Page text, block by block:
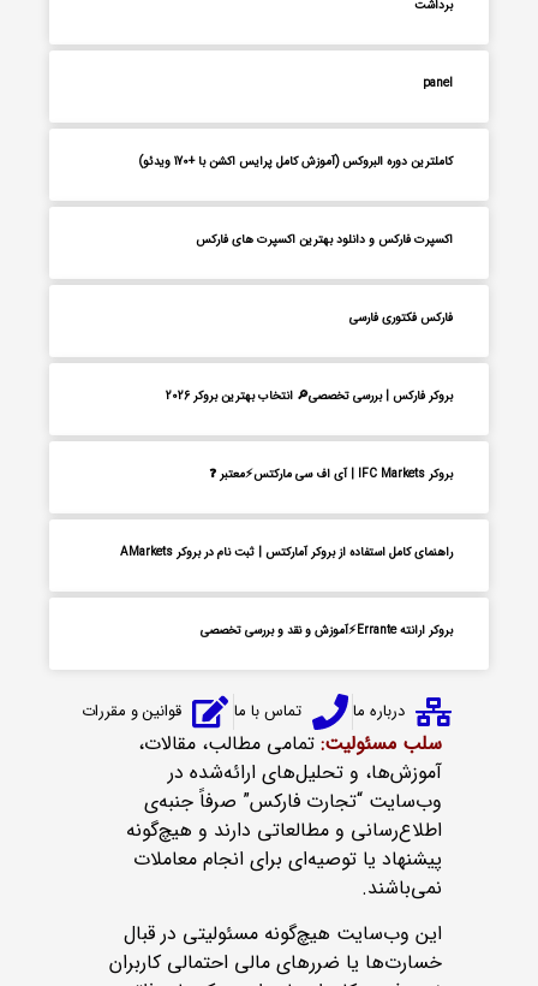
برداشت
panel
کاملترین دوره البروکس (آموزش کامل پرایس اکشن با +170 ویدئو)
اکسپرت فارکس و دانلود بهترین اکسپرت های فارکس
فارکس فکتوری فارسی
بروکر فارکس | بررسی تخصصی🔎 انتخاب بهترین بروکر 2026
بروکر IFC Markets | آی اف سی مارکتس⚡معتبر ❓
راهنمای کامل استفاده از بروکر آمارکتس | ثبت نام در بروکر AMarkets
بروکر ارانته Errante⚡آموزش و نقد و بررسی تخصصی
درباره ما تماس با ما قوانین و مقررات
سلب مسئولیت: تمامی مطالب، مقالات،
آموزش‌ها، و تحلیل‌های ارائه‌شده در
وب‌سایت “تجارت فارکس” صرفاً جنبه‌ی
اطلاع‌رسانی و مطالعاتی دارند و هیچ‌گونه
پیشنهاد یا توصیه‌ای برای انجام معاملات
نمی‌باشند.
این وب‌سایت هیچ‌گونه مسئولیتی در قبال
خسارت‌ها یا ضررهای مالی احتمالی کاربران